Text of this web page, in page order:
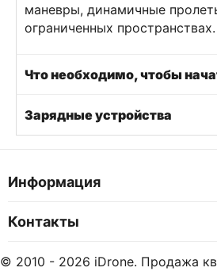
маневры, динамичные
ограниченных пространствах.
Что необходимо, чтобы
Зарядные устройства
Информация
Контакты
© 2010 - 2026 iDrone. Продажа